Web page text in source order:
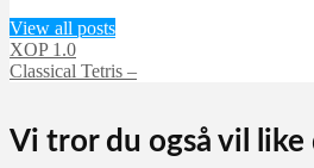
View all posts
XOP 1.0
Classical Tetris –
Vi tror du også vil like